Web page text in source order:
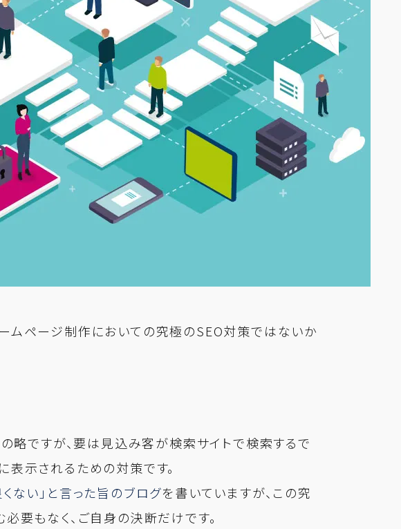
ムページ制作においての究極のSEO対策ではないか
ですが、要は見込み客が検索サイトで検索するで
表示されるための対策です。
ない」と言った旨のブログを書いていますが、この究
要もなく、ご自身の決断だけです。